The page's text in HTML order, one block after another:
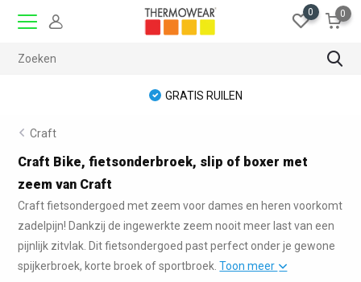
0 0
GRATIS RUILEN
Craft
Craft Bike, fietsonderbroek, slip of boxer met
zeem van Craft
Craft fietsondergoed met zeem voor dames en heren voorkomt
zadelpijn! Dankzij de ingewerkte zeem nooit meer last van een
pijnlijk zitvlak. Dit fietsondergoed past perfect onder je gewone
spijkerbroek, korte broek of sportbroek.Toon meer